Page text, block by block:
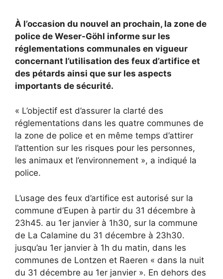
À l’occasion du nouvel an prochain, la zone de
police de Weser-Göhl informe sur les
réglementations communales en vigueur
concernant l’utilisation des feux d’artifice et
des pétards ainsi que sur les aspects
importants de sécurité.
« L’objectif est d’assurer la clarté des
réglementations dans les quatre communes de
la zone de police et en même temps d’attirer
l’attention sur les risques pour les personnes,
les animaux et l’environnement », a indiqué la
police.
L’usage des feux d’artifice est autorisé sur la
commune d’Eupen à partir du 31 décembre à
23h45. au 1er janvier à 1h30, sur la commune
de La Calamine du 31 décembre à 23h30.
jusqu’au 1er janvier à 1h du matin, dans les
communes de Lontzen et Raeren « dans la nuit
du 31 décembre au 1er janvier ». En dehors des